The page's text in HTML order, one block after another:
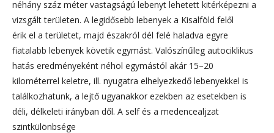
néhány száz méter vastagságú lebenyt lehetett kitérképezni a
vizsgált területen. A legidősebb lebenyek a Kisalföld felől
érik el a területet, majd északról dél felé haladva egyre
fiatalabb lebenyek követik egymást. Valószínűleg autociklikus
hatás eredményeként néhol egymástól akár 15–20
kilométerrel keletre, ill. nyugatra elhelyezkedő lebenyekkel is
találkozhatunk, a lejtő ugyanakkor ezekben az esetekben is
déli, délkeleti irányban dől. A self és a medencealjzat
szintkülönbsége